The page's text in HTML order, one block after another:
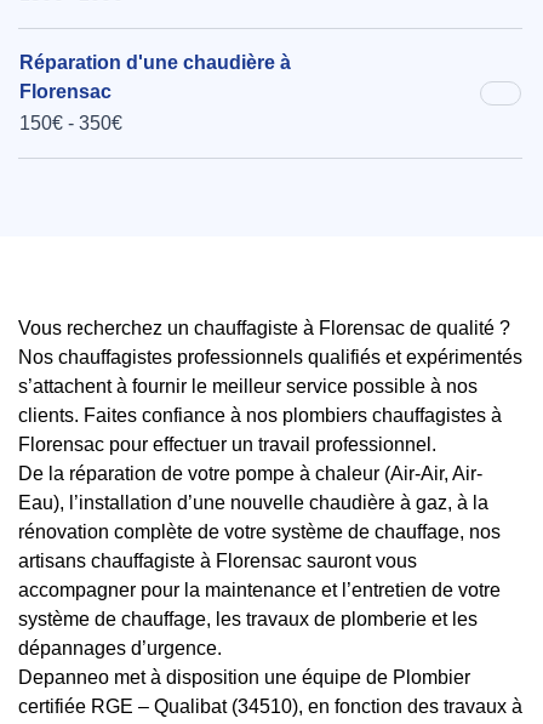
Réparation d'une chaudière à
Florensac
150€ - 350€
Vous recherchez un chauffagiste à Florensac de qualité ?
Nos chauffagistes professionnels qualifiés et expérimentés
s’attachent à fournir le meilleur service possible à nos
clients. Faites confiance à nos plombiers chauffagistes à
Florensac pour effectuer un travail professionnel.
De la réparation de votre pompe à chaleur (Air-Air, Air-
Eau), l’installation d’une nouvelle chaudière à gaz, à la
rénovation complète de votre système de chauffage, nos
artisans chauffagiste à Florensac sauront vous
accompagner pour la maintenance et l’entretien de votre
système de chauffage, les travaux de plomberie et les
dépannages d’urgence.
Depanneo met à disposition une équipe de Plombier
certifiée RGE – Qualibat (34510), en fonction des travaux à